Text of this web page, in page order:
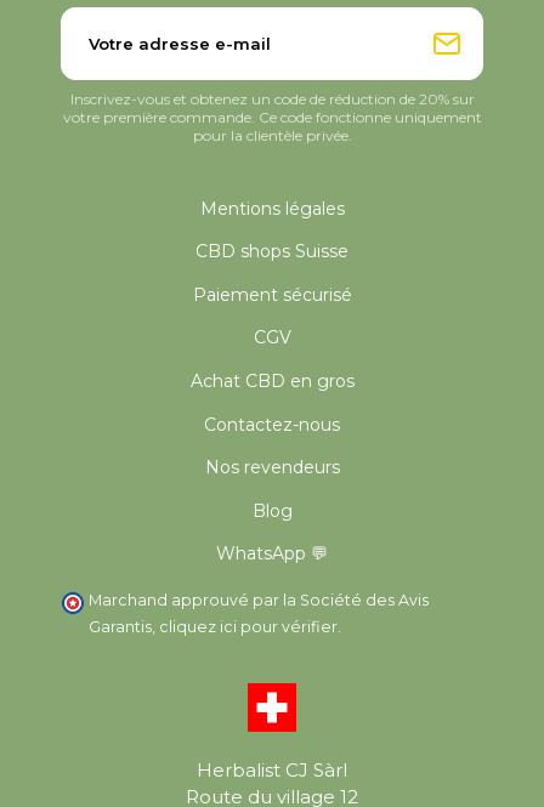
Herbalist CJ Sàrl
Route du village 12
Mentions légales
CBD shops Suisse
Paiement sécurisé
CGV
Achat CBD en gros
Contactez-nous
Nos revendeurs
Blog
WhatsApp 💬
Marchand approuvé par la Société des Avis
Garantis, cliquez ici pour vérifier.
Inscrivez-vous et obtenez un code de réduction de 20% sur
votre première commande. Ce code fonctionne uniquement
pour la clientèle privée.